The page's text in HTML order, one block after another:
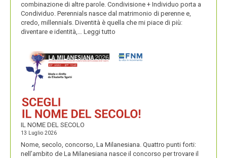
combinazione di altre parole. Condivisione + Individuo porta a
Condividuo. Perennials nasce dal matrimonio di perenne e,
credo, millennials. Diventità è quella che mi piace di più:
diventare e identità,… Leggi tutto
E
IL NOME DEL SECOLO
13 Luglio 2026
Nome, secolo, concorso, La Milanesiana. Quattro punti forti:
nell’ambito de La Milanesiana nasce il concorso per trovare il